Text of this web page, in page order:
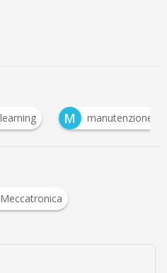
M manutenzione predittiva
Meccatronica